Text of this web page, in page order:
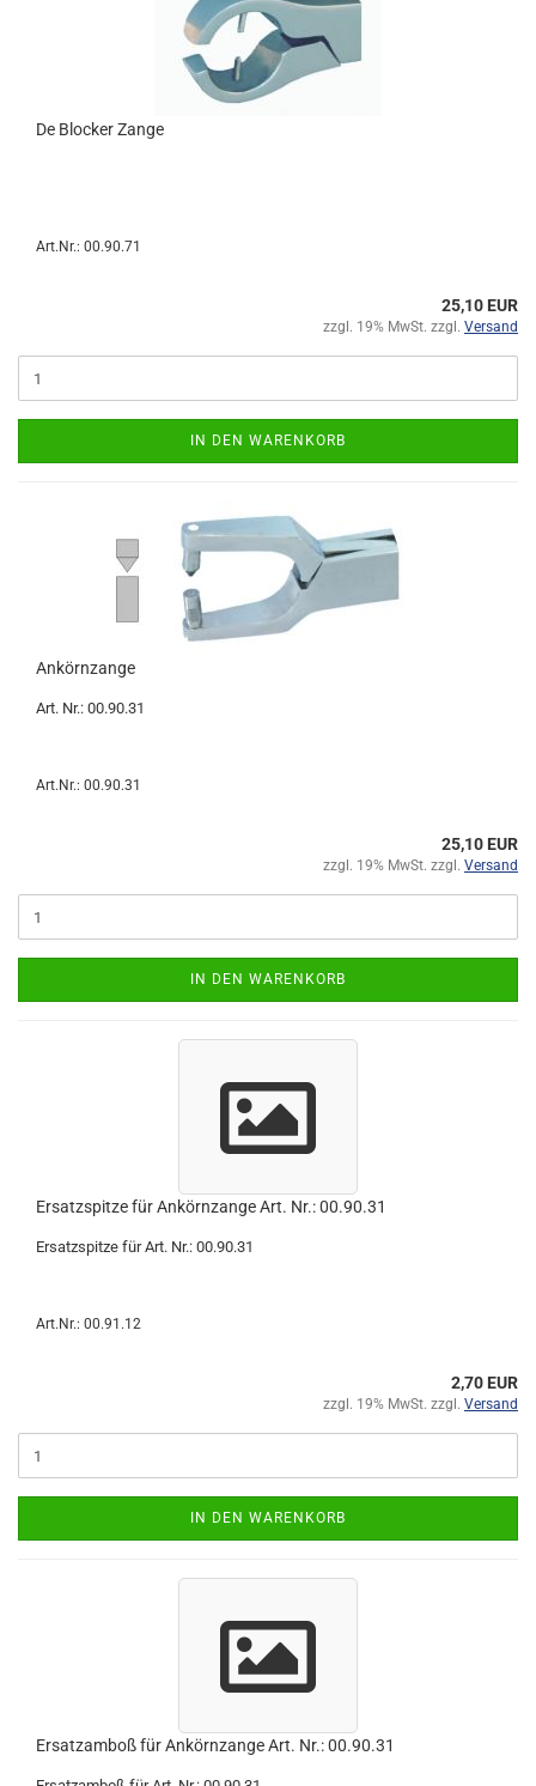
De Blocker Zange
Art.Nr.: 00.90.71
25,10 EUR
zzgl. 19% MwSt. zzgl. Versand
IN DEN WARENKORB
Ankörnzange
Art. Nr.: 00.90.31
Art.Nr.: 00.90.31
25,10 EUR
zzgl. 19% MwSt. zzgl. Versand
IN DEN WARENKORB
Ersatzspitze für Ankörnzange Art. Nr.: 00.90.31
Ersatzspitze für Art. Nr.: 00.90.31
Art.Nr.: 00.91.12
2,70 EUR
zzgl. 19% MwSt. zzgl. Versand
IN DEN WARENKORB
Ersatzamboß für Ankörnzange Art. Nr.: 00.90.31